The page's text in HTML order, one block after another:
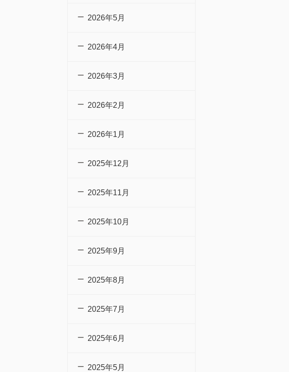
2026年5月
2026年4月
2026年3月
2026年2月
2026年1月
2025年12月
2025年11月
2025年10月
2025年9月
2025年8月
2025年7月
2025年6月
2025年5月